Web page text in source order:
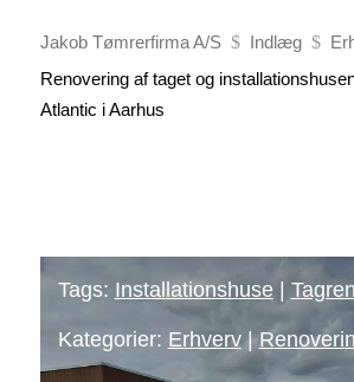
Jakob Tømrerfirma A/S $ Indlæg $
Renovering af taget og
Atlantic i Aarhus
Tags: Installationshuse|
Kategorier: Erhverv|